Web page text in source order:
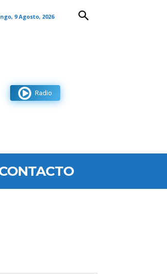
9 Agosto, 2026
Radio